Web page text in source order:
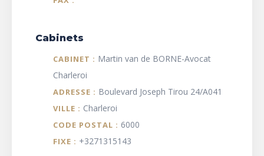
Cabinets
CABINET : Martin van de BORNE-Avocat
Charleroi
ADRESSE : Boulevard Joseph Tirou 24/A041
VILLE : Charleroi
CODE POSTAL : 6000
FIXE : +3271315143